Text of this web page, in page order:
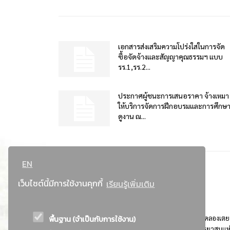
EN
เว็บไซต์นี้มีการใช้งานคุกกี้ เรียนรู้เพิ่มเติม
พื้นฐาน (จำเป็นกับการใช้งาน)
เอกสารส่งเสริมความโปร่งใสในการจัด
ซื้อจัดจ้างและสัญญาคุณธรรมฯ แบบ
รร.1,รร.2...
ประกาศผู้ชนะการเสนอราคา จ้างเหมา
ให้บริการจัดการฝึกอบรมและการศึกษา
ดูงาน ณ...
ที่อยู่ : 184 ถนนพระรามที่ 4 แขวงคลองเตย เขตคลองเตย